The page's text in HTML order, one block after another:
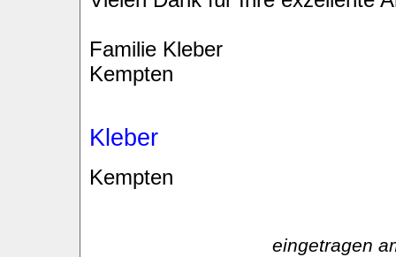
Familie Kleber
Kempten
Kleber
Kempten
eingetragen